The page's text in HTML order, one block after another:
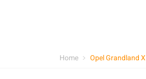
Home Opel Grandland X